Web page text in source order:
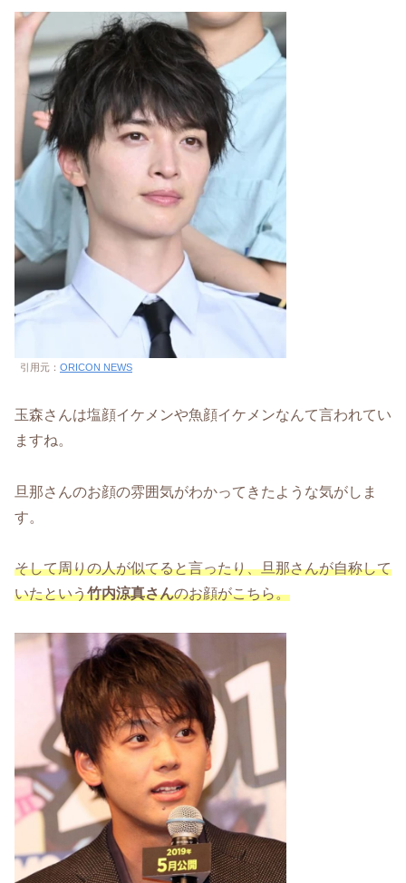
引用元： ORICON NEWS
玉森さんは塩顔イケメンや魚顔イケメンなんて言われてい
ますね。
旦那さんのお顔の雰囲気がわかってきたような気がしま
す。
そして周りの人が似てると言ったり、旦那さんが自称して
いたという竹内涼真さんのお顔がこちら。